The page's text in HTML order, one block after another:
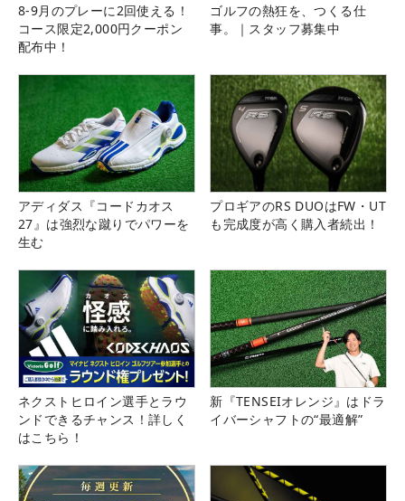
8-9月のプレーに2回使える！
コース限定2,000円クーポン
配布中！
ゴルフの熱狂を、つくる仕
事。｜スタッフ募集中
アディダス『コードカオス
27』は強烈な蹴りでパワーを
生む
プロギアのRS DUOはFW・UT
も完成度が高く購入者続出！
ネクストヒロイン選手とラウ
ンドできるチャンス！詳しく
はこちら！
新『TENSEIオレンジ』はドラ
イバーシャフトの“最適解”